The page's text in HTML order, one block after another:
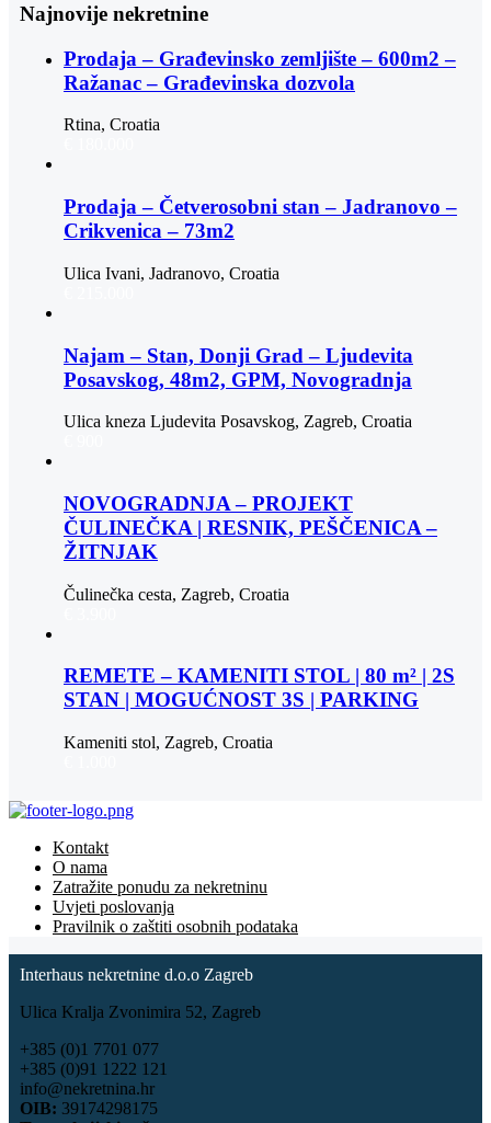
Najnovije nekretnine
Prodaja – Građevinsko zemljište – 600m2 –
Ražanac – Građevinska dozvola
Rtina, Croatia
Prodaja – Četverosobni stan – Jadranovo –
Crikvenica – 73m2
Ulica Ivani, Jadranovo, Croatia
Najam – Stan, Donji Grad – Ljudevita
Posavskog, 48m2, GPM, Novogradnja
Ulica kneza Ljudevita Posavskog, Zagreb, Croatia
NOVOGRADNJA – PROJEKT
ČULINEČKA | RESNIK, PEŠČENICA –
ŽITNJAK
Čulinečka cesta, Zagreb, Croatia
REMETE – KAMENITI STOL | 80 m² | 2S
STAN | MOGUĆNOST 3S | PARKING
Kameniti stol, Zagreb, Croatia
Kontakt
O nama
Zatražite ponudu za nekretninu
Uvjeti poslovanja
Pravilnik o zaštiti osobnih podataka
Interhaus nekretnine d.o.o Zagreb
Ulica Kralja Zvonimira 52, Zagreb
+385 (0)1 7701 077
+385 (0)91 1222 121
info@nekretnina.hr
OIB: 39174298175